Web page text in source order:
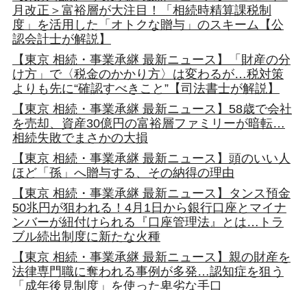
月改正＞富裕層が大注目！「相続時精算課税制
度」を活用した「オトクな贈与」のスキーム【公
認会計士が解説】
【東京 相続・事業承継 最新ニュース】「財産の分
け方」で〈税金のかかり方〉は変わるが…税対策
よりも先に“確認すべきこと”【司法書士が解説】
【東京 相続・事業承継 最新ニュース】58歳で会社
を売却、資産30億円の富裕層ファミリーが暗転…
相続失敗でまさかの大損
【東京 相続・事業承継 最新ニュース】頭のいい人
ほど「孫」へ贈与する、その納得の理由
【東京 相続・事業承継 最新ニュース】タンス預金
50兆円が狙われる！4月1日から銀行口座とマイナ
ンバーが紐付けられる『口座管理法』とは…トラ
ブル続出制度に新たな火種
【東京 相続・事業承継 最新ニュース】親の財産を
法律専門職に奪われる事例が多発…認知症を狙う
「成年後見制度」を使った卑劣な手口